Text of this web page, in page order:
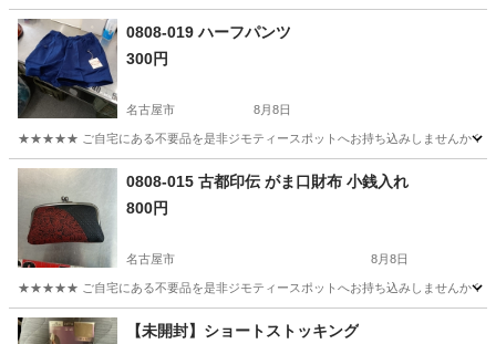
0808-019 ハーフパンツ
300円
名古屋市 8月8日
★★★★★ ご自宅にある不要品を是非ジモティースポットへお持ち込みしませんか？
愛知 名古屋市 ハーフパンツ
0808-015 古都印伝 がま口財布 小銭入れ
800円
名古屋市 8月8日
★★★★★ ご自宅にある不要品を是非ジモティースポットへお持ち込みしませんか？
愛知 名古屋市 小物
【未開封】ショートストッキング